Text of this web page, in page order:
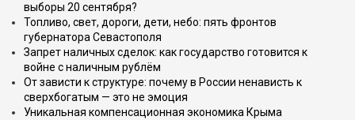
выборы 20 сентября?
Топливо, свет, дороги, дети, небо: пять фронтов
губернатора Севастополя
Запрет наличных сделок: как государство готовится к
войне с наличным рублём
От зависти к структуре: почему в России ненависть к
сверхбогатым — это не эмоция
Уникальная компенсационная экономика Крыма